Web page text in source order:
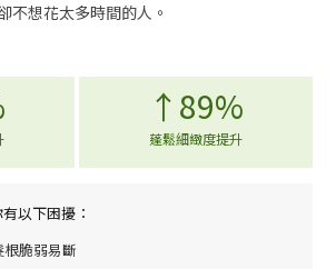
不想花太多時間的人。
↑89%
蓬鬆細緻度提升
以下困擾：
脆弱易斷